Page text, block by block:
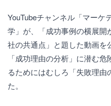
YouTubeチャンネル「マーケ
学」が、「成功事例の横展開
社の共通点」と題した動画を
「成功理由の分析」に潜む
るためにはむしろ「失敗理
た。